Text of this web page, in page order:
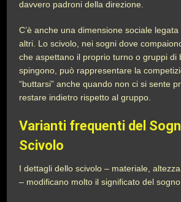
davvero padroni della direzione.
C’è anche una dimensione sociale
altri. Lo scivolo, nei sogni dove
che aspettano il proprio turno o gruppi di
spingono, può rappresentare la
“buttarsi” anche quando non ci si sente
restare indietro rispetto al gruppo.
Varianti frequenti del
Scivolo
I dettagli dello scivolo – materiale,
– modificano molto il significato del sogno.